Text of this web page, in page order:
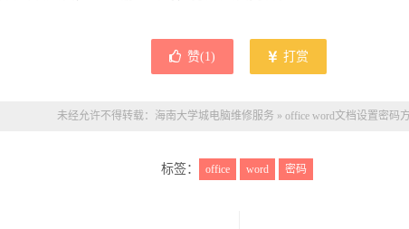
赞(1) 打赏
未经允许不得转载： 海南大学城电脑维修服务 » office word文档设置密码
标签： office word 密码